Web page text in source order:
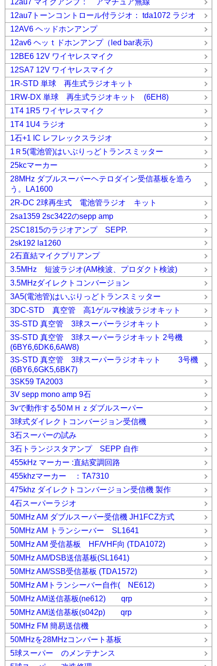
12au7 マイクアンプ： アマチュア無線
12au7トーンコントロール付ラジオ： tda1072 ラジオ
12AV6 ヘッドホンアンプ
12av6 ヘッｔドホンアンプ（led bar表示)
12BE6 12V ワイヤレスマイク
12SA7 12V ワイヤレスマイク
1R-STD 単球 再生式ラジオキット
1RW-DX 単球 再生式ラジオキット (6EH8)
1T4 1R5 ワイヤレスマイク
1T4 1U4 ラジオ
1石+1 IC レフレックスラジオ
1Ｒ5(電池管)はいぶりっどトランスミッター
25kcマーカー
28MHz ダブルスーパーヘテロダイン受信基板を造ろ
う。LA1600
2R-DC 2球再生式 電池管ラジオ キット
2sa1359 2sc3422のsepp amp
2SC1815のラジオアンプ SEPP.
2sk192 la1260
2石直結マイクプリアンプ
3.5MHz 短波ラジオ(AM検波、プロダクト検波)
3.5MHzダイレクトコンバージョン
3A5(電池管)はいぶりっどトランスミッター
3DC-STD 真空管 高1ゲルマ検波ラジオキット
3S-STD 真空管 3球スーパーラジオキット
3S-STD 真空管 3球スーパーラジオキット 2号機
(6BY6,6DK6,6AW8)
3S-STD 真空管 3球スーパーラジオキット 3号機
(6BY6,6GK5,6BK7)
3SK59 TA2003
3V sepp mono amp 9石
3vで動作する50ＭＨｚダブルスーパー
3球式ダイレクトコンバージョン受信機
3石スーパーの試み
3石トランジスタアンプ SEPP 自作
455kHz マーカー :直結変調回路
455khzマーカー ：TA7310
475khz ダイレクトコンバージョン受信機 製作
4石スーパーラジオ
50MHz AM ダブルスーパー受信機 JH1FCZ方式
50MHz AM トランシーバー SL1641
50MHz AM 受信基板 HF/VHF向 (TDA1072)
50MHz AM/DSB送信基板(SL1641)
50MHz AM/SSB受信基板 (TDA1572)
50MHz AMトランシーバー自作( NE612)
50MHz AM送信基板(ne612) qrp
50MHz AM送信基板(s042p) qrp
50MHz FM 簡易送信機
50MHzを28MHzコンバート基板
5球スーパー のメンテナンス